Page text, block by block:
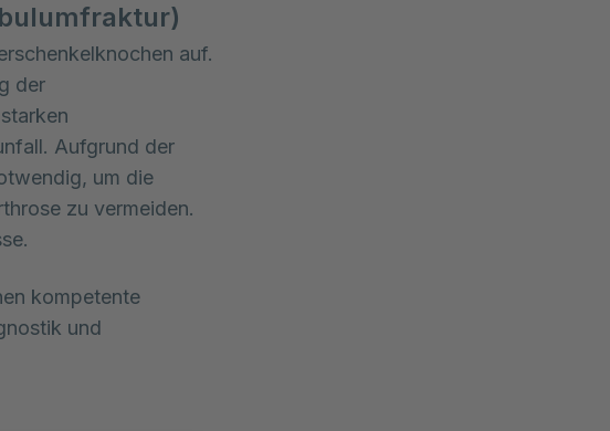
auf.
der
Aufgrund der
um die
zu vermeiden.
kompetente
und